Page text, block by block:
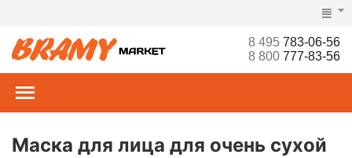
8 495783-06-56
8 800777-83-56
Маска для лица для очень сухой